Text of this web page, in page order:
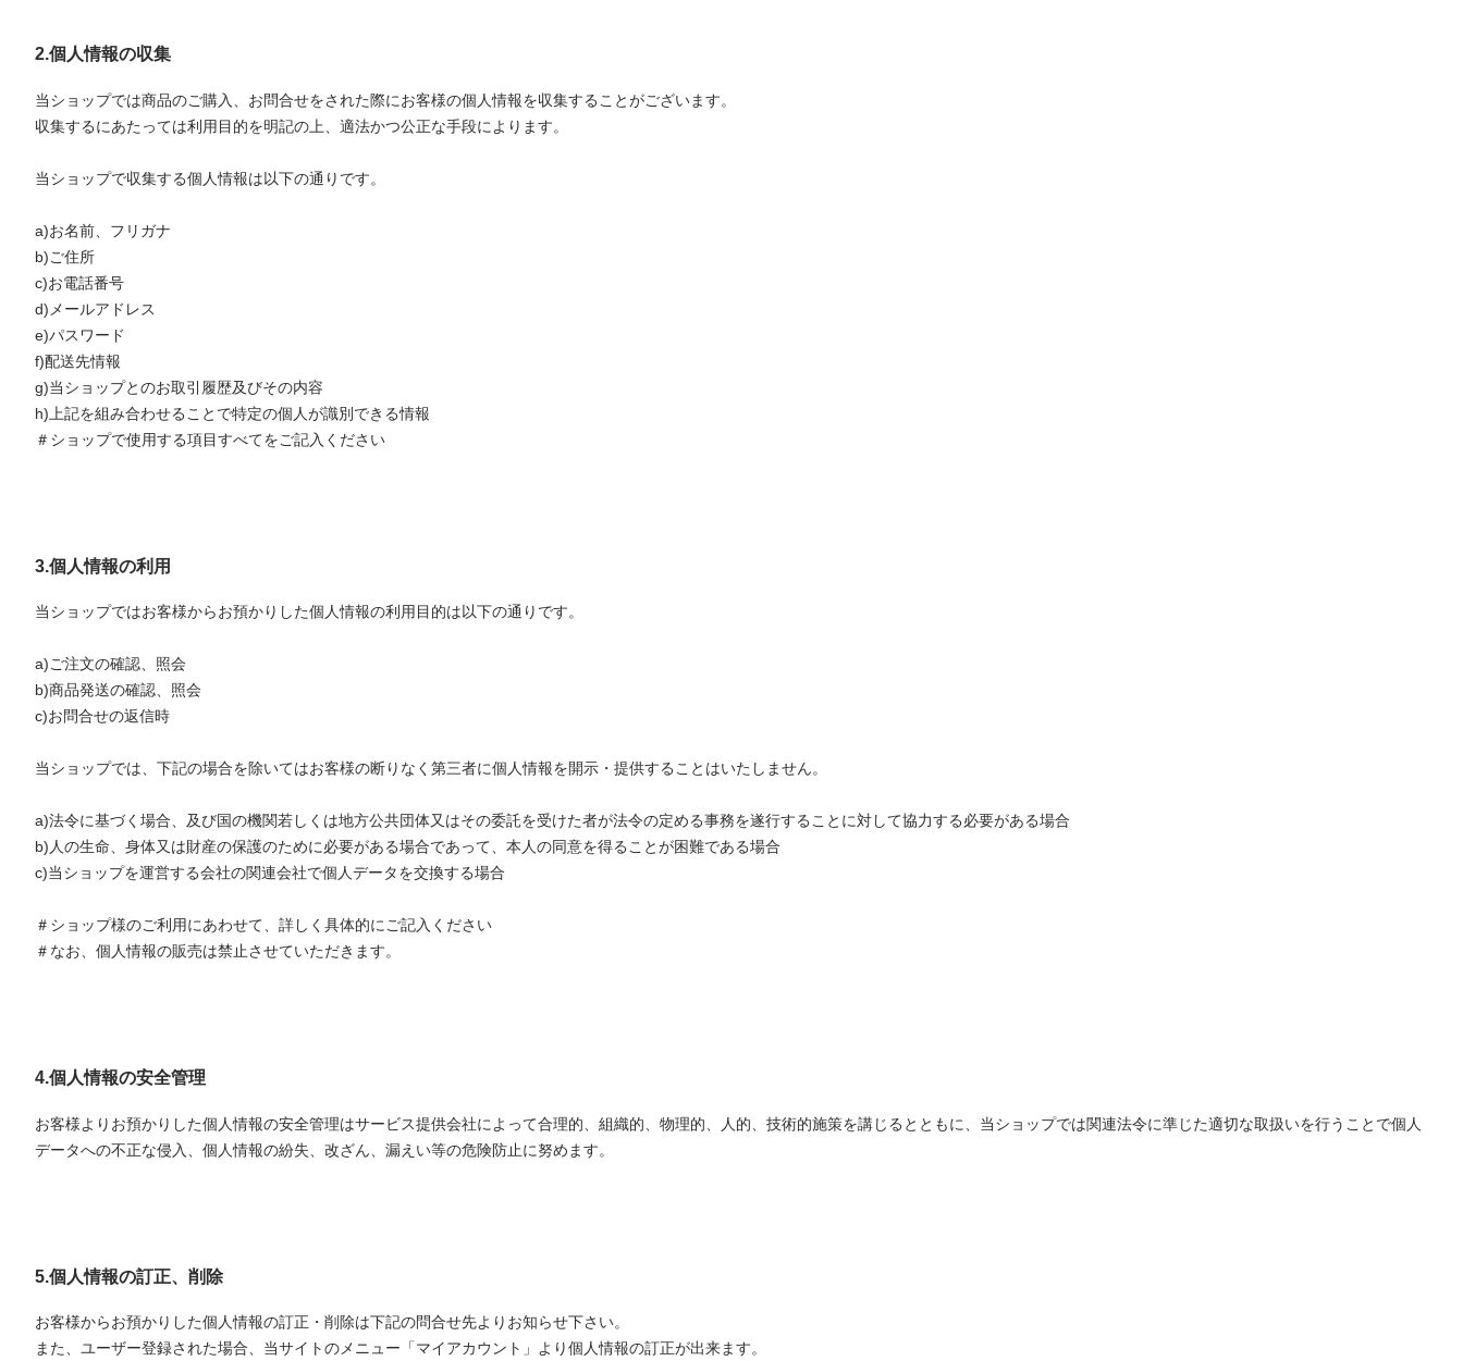
2.個人情報の収集
当ショップでは商品のご購入、お問合せをされた際にお客様の個人情報を収集することがございます。
収集するにあたっては利用目的を明記の上、適法かつ公正な手段によります。
当ショップで収集する個人情報は以下の通りです。
a)お名前、フリガナ
b)ご住所
c)お電話番号
d)メールアドレス
e)パスワード
f)配送先情報
g)当ショップとのお取引履歴及びその内容
h)上記を組み合わせることで特定の個人が識別できる情報
＃ショップで使用する項目すべてをご記入ください
3.個人情報の利用
当ショップではお客様からお預かりした個人情報の利用目的は以下の通りです。
a)ご注文の確認、照会
b)商品発送の確認、照会
c)お問合せの返信時
当ショップでは、下記の場合を除いてはお客様の断りなく第三者に個人情報を開示・提供することはいたしません。
a)法令に基づく場合、及び国の機関若しくは地方公共団体又はその委託を受けた者が法令の定める事務を遂行することに対して協力する必要がある場合
b)人の生命、身体又は財産の保護のために必要がある場合であって、本人の同意を得ることが困難である場合
c)当ショップを運営する会社の関連会社で個人データを交換する場合
＃ショップ様のご利用にあわせて、詳しく具体的にご記入ください
＃なお、個人情報の販売は禁止させていただきます。
4.個人情報の安全管理
お客様よりお預かりした個人情報の安全管理はサービス提供会社によって合理的、組織的、物理的、人的、技術的施策を講じるとともに、当ショップでは関連法令に準じた適切な取扱いを行うことで個人
データへの不正な侵入、個人情報の紛失、改ざん、漏えい等の危険防止に努めます。
5.個人情報の訂正、削除
お客様からお預かりした個人情報の訂正・削除は下記の問合せ先よりお知らせ下さい。
また、ユーザー登録された場合、当サイトのメニュー「マイアカウント」より個人情報の訂正が出来ます。